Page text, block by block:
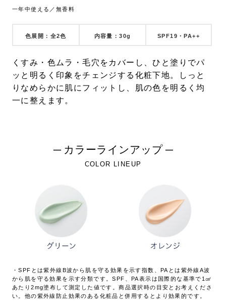
一年中使える／無香料
色展開：全2色 内容量：30g SPF19・PA++
くすみ・色ムラ・毛穴をカバーし、ひと塗りでパ
ッと明るく印象をチェンジする化粧下地。しっと
りなめらかに肌にフィットし、肌の色を明るく均
一に整えます。
─ カラーラインアップ ─
COLOR LINEUP
・SPFとは紫外線B波から肌を守る効果を示す指数、PAとは紫外線A波
から肌を守る効果を示す分類です。SPF、PA表示は国際的な基準で1㎠
あたり2mg塗布して測定した値です。商品選択時の目安とお考えくださ
い。他の紫外線防止効果のある化粧品と併用するとより効果的です。